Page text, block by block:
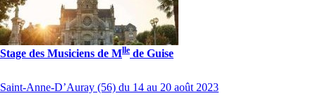
Stage des Musiciens de Mlle de Guise
Saint-Anne-D’Auray (56) du 14 au 20 août 2023